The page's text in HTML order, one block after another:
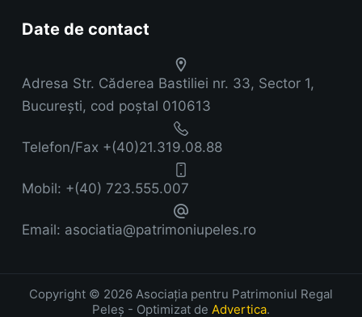
Date de contact
Adresa Str. Căderea Bastiliei nr. 33, Sector 1,
București, cod poștal 010613
Telefon/Fax +(40)21.319.08.88
Mobil: +(40) 723.555.007
Email: asociatia@patrimoniupeles.ro
Copyright © 2026 Asociația pentru Patrimoniul Regal
Peleș - Optimizat de Advertica.